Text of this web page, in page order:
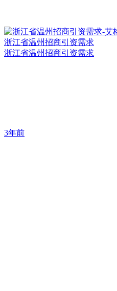
浙江省温州招商引资需求
浙江省温州招商引资需求
3年前